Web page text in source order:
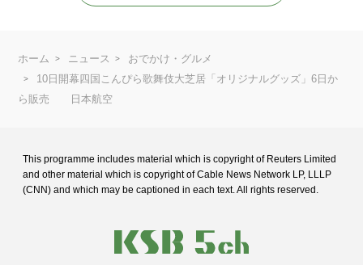
ホーム ニュース
おでかけ・グルメ
10日開幕四国こんぴら歌舞伎大芝居「オリジナルグッズ」6日か
ら販売 日本航空
This programme includes material which is copyright of Reuters Limited
and other material which is copyright of Cable News Network LP, LLLP
(CNN) and which may be captioned in each text. All rights reserved.